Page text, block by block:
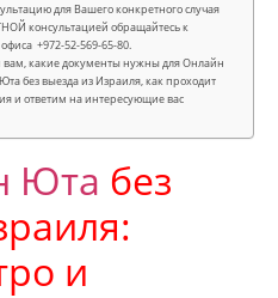
для Вашего конкретного случая
консультацией обращайтесь к
+972-52-569-65-80.
какие документы нужны для Онлайн
без выезда из Израиля, как проходит
и ответим на интересующие вас
Юта без
и